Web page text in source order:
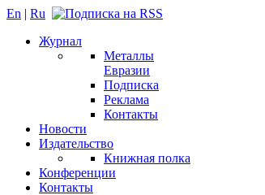
En | Ru
Журнал
Металлы
Евразии
Подписка
Реклама
Контакты
Новости
Издательство
Книжная полка
Конференции
Контакты